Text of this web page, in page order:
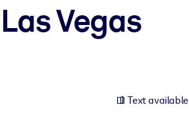
Vegas
Text available